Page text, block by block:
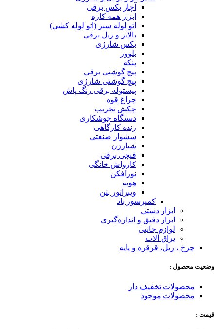
آچار بکس برقی
ابزار همه کاره
اتو لوله سبز (اتو لوله کشی)
بالابر و ریل برقی
بکس شارژی
بلوور
پنکه
پیچ گوشتی برقی
پیچ گوشتی شارژی
پیستوله برقی رنگ پاش
چراغ قوه
چکش تخریب
دستگاه جوشکاری
رنده کارگاهی
سشوار صنعتی
شیارزن
قیچی برقی
کارواش خانگی
نورافکن
هویه
ویبراتور بتن
کمپرسور باد
ابزار دستی
ابزار دقیق و اندازه‌گیری
لوازم جانبی
یراق آلات
چرخ ، ریل، قرقره و پایه
وضعیت محصول :
محصولات تخفیف دار
محصولات موجود
قیمت :